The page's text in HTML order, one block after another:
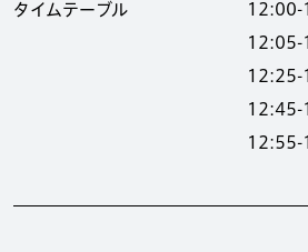
タイムテーブル
12:00-
12:05-
12:25-
12:45-
12:55-